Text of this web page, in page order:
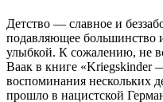
Детство — славное и
подавляющее большинство
улыбкой. К сожалению, не
Ваак в книге «Kriegskinder
воспоминания нескольких
прошло в нацистской